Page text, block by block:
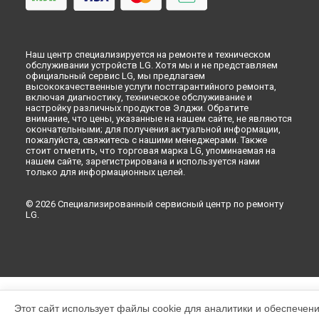
Наш центр специализируется на ремонте и техническом
обслуживании устройств LG. Хотя мы и не представляем
официальный сервис LG, мы предлагаем
высококачественные услуги постгарантийного ремонта,
включая диагностику, техническое обслуживание и
настройку различных продуктов Элджи. Обратите
внимание, что цены, указанные на нашем сайте, не являются
окончательными; для получения актуальной информации,
пожалуйста, свяжитесь с нашими менеджерами. Также
стоит отметить, что торговая марка LG, упоминаемая на
нашем сайте, зарегистрирована и используется нами
только для информационных целей.
© 2026 Специализированный сервисный центр по ремонту
LG.
Этот сайт использует файлы cookie для аналитики и